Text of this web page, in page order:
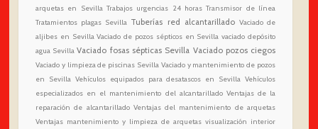
arquetas en Sevilla Trabajos urgencias 24 horas Transmisor de línea
Tratamientos plagas Sevilla Tuberías red alcantarillado Vaciado de
aljibes en Sevilla Vaciado de pozos sépticos en Sevilla vaciado depósito
agua Sevilla Vaciado fosas sépticas Sevilla Vaciado pozos ciegos
Vaciado y limpieza de piscinas Sevilla Vaciado y mantenimiento de pozos
en Sevilla Vehículos equipados para desatascos en Sevilla Vehículos
especializados en el mantenimiento del alcantarillado Ventajas de la
reparación de alcantarillado Ventajas del mantenimiento de arquetas
Ventajas mantenimiento y limpieza de arquetas visualización interior